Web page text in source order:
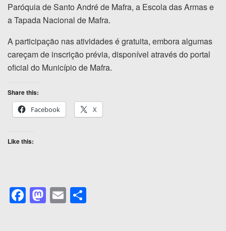
Paróquia de Santo André de Mafra, a Escola das Armas e
a Tapada Nacional de Mafra.
A participação nas atividades é gratuita, embora algumas
careçam de inscrição prévia, disponível através do portal
oficial do Município de Mafra.
Share this:
Facebook
X
Like this:
F
a
M
a
E
m